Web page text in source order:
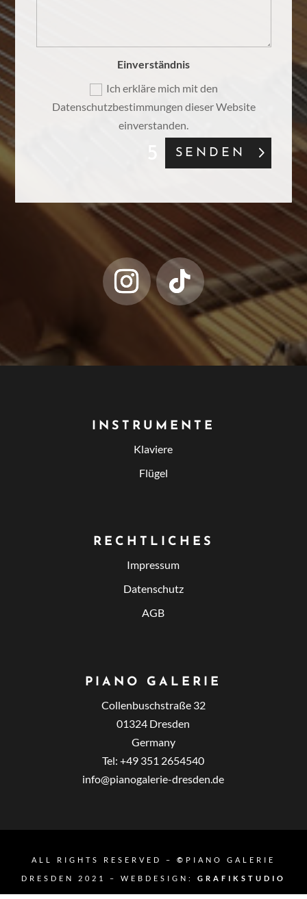
Einverständnis
Ich erkläre mich mit den
Datenschutzbestimmungen dieser Website
einverstanden.
SENDEN
INSTRUMENTE
Klaviere
Flügel
RECHTLICHES
Impressum
Datenschutz
AGB
PIANO GALERIE
Collenbuschstraße 32
01324 Dresden
Germany
Tel: +49 351 2654540
info@pianogalerie-dresden.de
ALL RIGHTS RESERVED – © PIANO GALERIE
DRESDEN 2021 – WEBDESIGN: GRAFIKSTUDIO
ROSTOCK